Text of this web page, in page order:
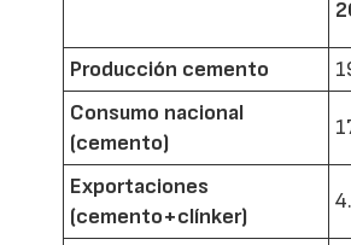
Producción cemento
Consumo nacional
(cemento)
Exportaciones
(cemento+clínker)